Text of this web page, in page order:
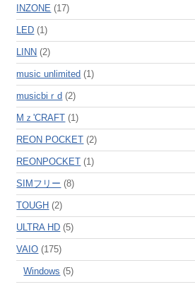
INZONE (17)
LED (1)
LINN (2)
music unlimited (1)
musicbiｒd (2)
Mｚ'CRAFT (1)
REON POCKET (2)
REONPOCKET (1)
SIMフリー (8)
TOUGH (2)
ULTRA HD (5)
VAIO (175)
Windows (5)